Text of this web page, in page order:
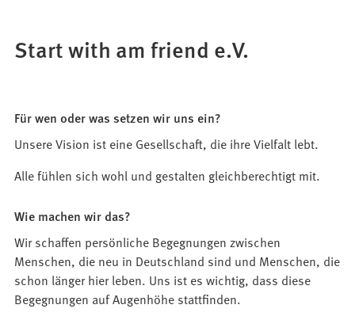
Start with am friend e.V.
Für wen oder was setzen wir uns ein?
Unsere Vision ist eine Gesellschaft, die ihre Vielfalt lebt.
Alle fühlen sich wohl und gestalten gleichberechtigt mit.
Wie machen wir das?
Wir schaffen persönliche Begegnungen zwischen
Menschen, die neu in Deutschland sind und Menschen, die
schon länger hier leben. Uns ist es wichtig, dass diese
Begegnungen auf Augenhöhe stattfinden.